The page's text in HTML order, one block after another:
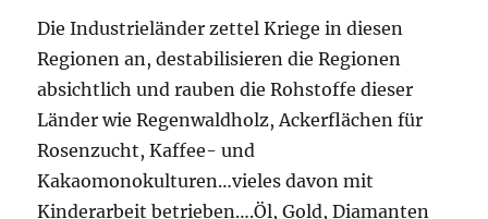
Die Industrieländer zettel Kriege in diesen
Regionen an, destabilisieren die Regionen
absichtlich und rauben die Rohstoffe dieser
Länder wie Regenwaldholz, Ackerflächen für
Rosenzucht, Kaffee- und
Kakaomonokulturen…vieles davon mit
Kinderarbeit betrieben….Öl, Gold, Diamanten